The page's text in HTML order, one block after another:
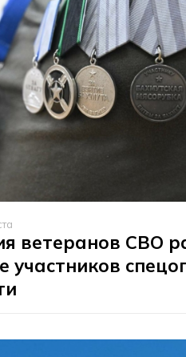
ветеранов СВО
участников